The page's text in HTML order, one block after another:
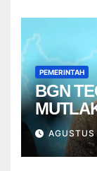
PEMERINTAH
BGN